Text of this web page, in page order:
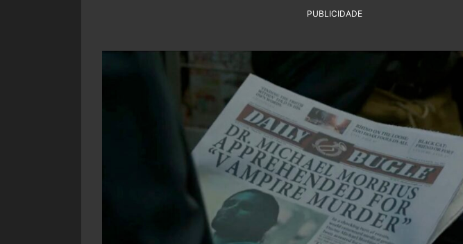
PUBLICIDADE